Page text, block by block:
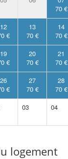
70 €
12
€
13
70 €
14
70 €
19
€
20
70 €
21
70 €
26
€
27
70 €
28
70 €
03 04
logement